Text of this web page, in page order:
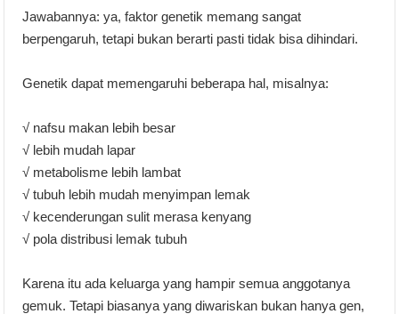
Jawabannya: ya, faktor genetik memang sangat
berpengaruh, tetapi bukan berarti pasti tidak bisa dihindari.
Genetik dapat memengaruhi beberapa hal, misalnya:
√ nafsu makan lebih besar
√ lebih mudah lapar
√ metabolisme lebih lambat
√ tubuh lebih mudah menyimpan lemak
√ kecenderungan sulit merasa kenyang
√ pola distribusi lemak tubuh
Karena itu ada keluarga yang hampir semua anggotanya
gemuk. Tetapi biasanya yang diwariskan bukan hanya gen,